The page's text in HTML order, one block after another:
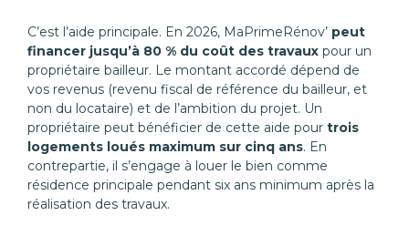
C’est l’aide principale. En 2026, MaPrimeRénov’ peut
financer jusqu’à 80 % du coût des travaux pour un
propriétaire bailleur. Le montant accordé dépend de
vos revenus (revenu fiscal de référence du bailleur, et
non du locataire) et de l’ambition du projet. Un
propriétaire peut bénéficier de cette aide pour trois
logements loués maximum sur cinq ans. En
contrepartie, il s’engage à louer le bien comme
résidence principale pendant six ans minimum après la
réalisation des travaux.